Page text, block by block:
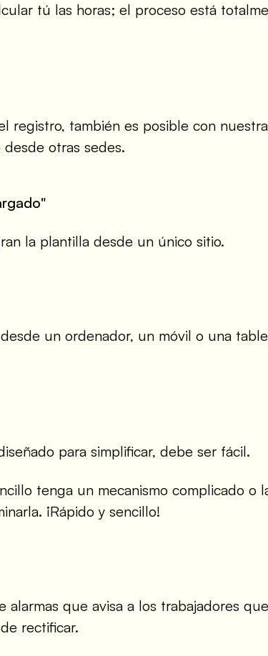
tú las horas; el proceso está
registro, también es posible con
otras sedes.
la plantilla desde un único sitio.
un ordenador, un móvil o una
para simplificar, debe ser fácil.
tenga un mecanismo complicado o
¡Rápido y sencillo!
que avisa a los trabajadores
rectificar.